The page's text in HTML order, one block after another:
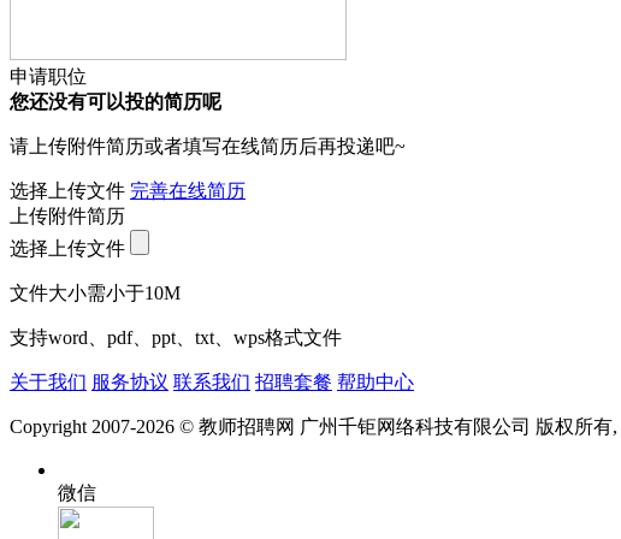
申请职位
您还没有可以投的简历呢
请上传附件简历或者填写在线简历后再投递吧~
选择上传文件 完善在线简历
上传附件简历
选择上传文件
文件大小需小于10M
支持word、pdf、ppt、txt、wps格式文件
关于我们 服务协议 联系我们 招聘套餐 帮助中心
Copyright 2007-2026 © 教师招聘网 广州千钜网络科技有限公司 版权所有,
微信